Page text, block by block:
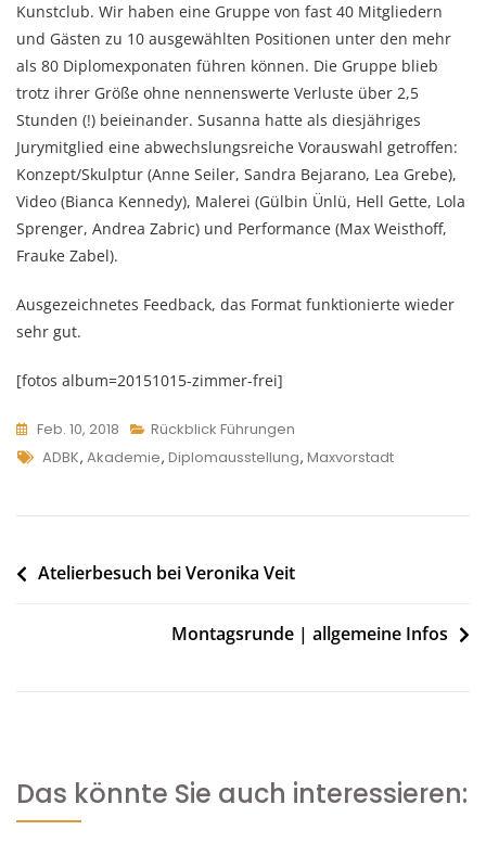
Kunstclub. Wir haben eine Gruppe von fast 40 Mitgliedern
und Gästen zu 10 ausgewählten Positionen unter den mehr
als 80 Diplomexponaten führen können. Die Gruppe blieb
trotz ihrer Größe ohne nennenswerte Verluste über 2,5
Stunden (!) beieinander. Susanna hatte als diesjähriges
Jurymitglied eine abwechslungsreiche Vorauswahl getroffen:
Konzept/Skulptur (Anne Seiler, Sandra Bejarano, Lea Grebe),
Video (Bianca Kennedy), Malerei (Gülbin Ünlü, Hell Gette, Lola
Sprenger, Andrea Zabric) und Performance (Max Weisthoff,
Frauke Zabel).
Ausgezeichnetes Feedback, das Format funktionierte wieder
sehr gut.
[fotos album=20151015-zimmer-frei]
Feb. 10, 2018
Rückblick Führungen
Tags
ADBK, Akademie, Diplomausstellung, Maxvorstadt
Beitragsnavigation
Atelierbesuch bei Veronika Veit
Montagsrunde | allgemeine Infos
Das könnte Sie auch interessieren: